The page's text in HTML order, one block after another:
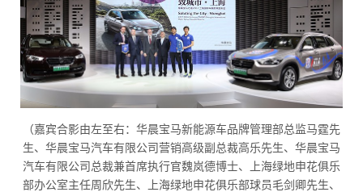
（嘉宾合影由左至右：华晨宝马新能源车品牌管理部总监马霆先
生、华晨宝马汽车有限公司营销高级副总裁高乐先生、华晨宝马
汽车有限公司总裁兼首席执行官魏岚德博士、上海绿地申花俱乐
部办公室主任周欣先生、上海绿地申花俱乐部球员毛剑卿先生、